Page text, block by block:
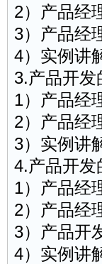
2）产品经
3）产品经
4）实例讲
3.产品开发
1）产品经
2）产品经
3）实例讲
4.产品开发
1）产品经
2）产品经
3）产品开
4）实例讲